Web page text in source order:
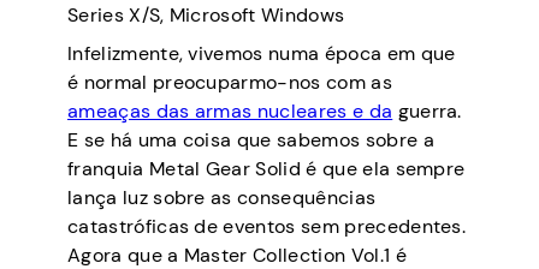
Series X/S, Microsoft Windows
Infelizmente, vivemos numa época em que
é normal preocuparmo-nos com as
ameaças das armas nucleares e da guerra.
E se há uma coisa que sabemos sobre a
franquia Metal Gear Solid é que ela sempre
lança luz sobre as consequências
catastróficas de eventos sem precedentes.
Agora que a Master Collection Vol.1 é